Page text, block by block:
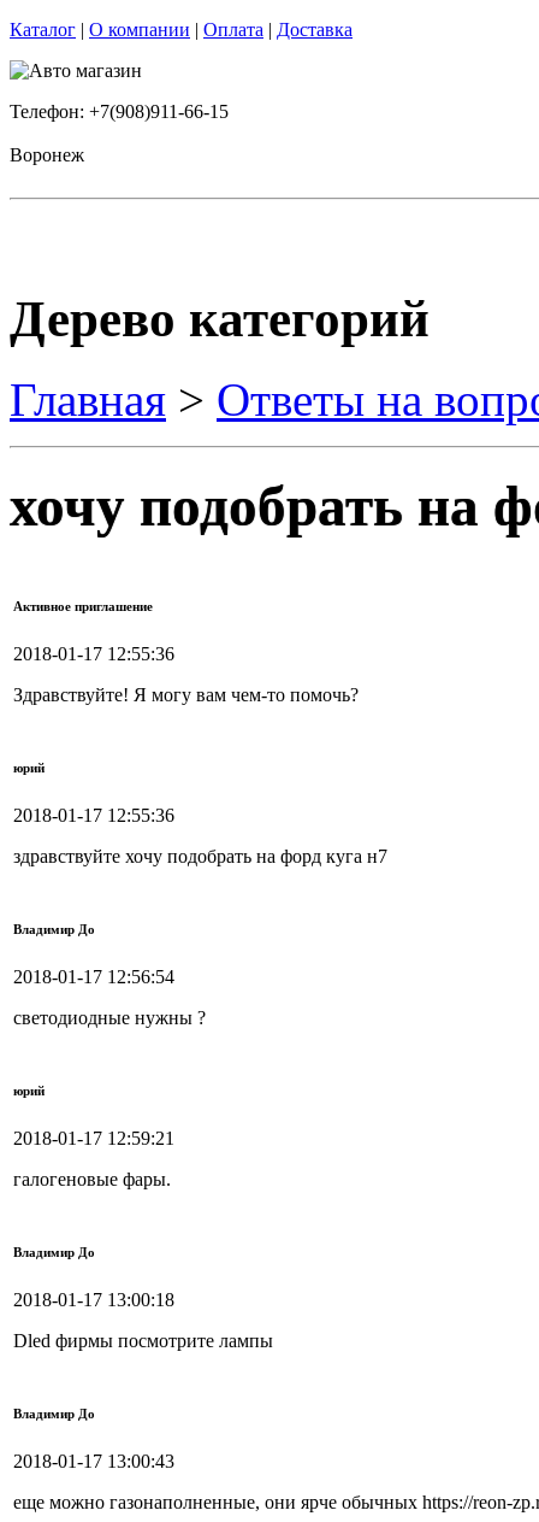
Каталог | О компании | Оплата | Доставка
Телефон: +7(908)911-66-15
Воронеж
Дерево категорий
Главная > Ответы на
хочу подобрать на
Активное приглашение
2018-01-17 12:55:36
Здравствуйте! Я могу вам чем-то помочь?
юрий
2018-01-17 12:55:36
здравствуйте хочу подобрать на форд куга н7
Владимир До
2018-01-17 12:56:54
светодиодные нужны ?
юрий
2018-01-17 12:59:21
галогеновые фары.
Владимир До
2018-01-17 13:00:18
Dled фирмы посмотрите лампы
Владимир До
2018-01-17 13:00:43
еще можно газонаполненные, они ярче обычных https://reon-